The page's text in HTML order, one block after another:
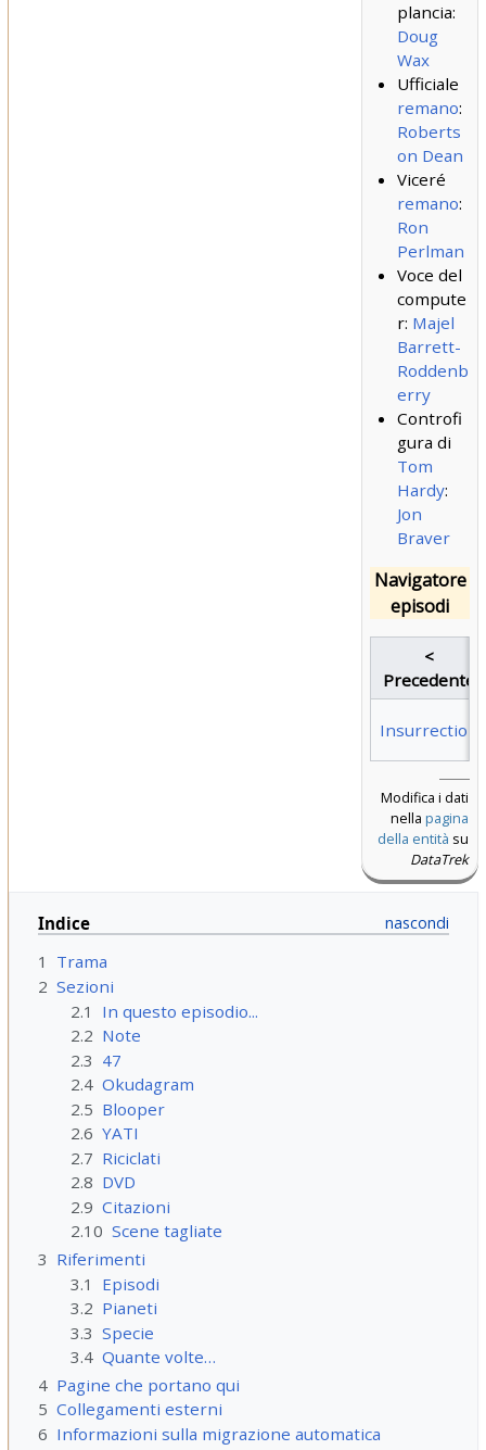
plancia:
Doug
Wax
Ufficiale
remano:
Roberts
on Dean
Viceré
remano:
Ron
Perlman
Voce del
compute
r: Majel
Barrett-
Roddenb
erry
Controfi
gura di
Tom
Hardy:
Jon
Braver
Navigatore
episodi
<
Precedente
Insurrection
Modifica i dati
nella pagina
della entità su
DataTrek
Indice
1
Trama
2 Sezioni
2.1
In questo episodio...
2.2 Note
2.3 47
2.4 Okudagram
2.5 Blooper
2.6 YATI
2.7 Riciclati
2.8 DVD
2.9 Citazioni
2.10 Scene tagliate
3 Riferimenti
3.1
Episodi
3.2 Pianeti
3.3 Specie
3.4 Quante volte…
4 Pagine che portano qui
5 Collegamenti esterni
6 Informazioni sulla migrazione automatica